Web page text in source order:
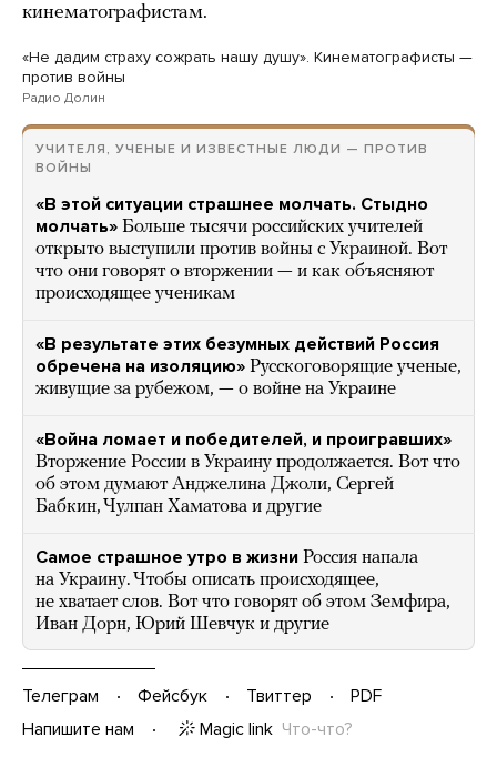
кинематографистам.
«Не дадим страху сожрать нашу душу». Кинематографисты —
против войны
Радио Долин
УЧИТЕЛЯ, УЧЕНЫЕ И ИЗВЕСТНЫЕ ЛЮДИ — ПРОТИВ
ВОЙНЫ
«В этой ситуации страшнее молчать. Стыдно
молчать» Больше тысячи российских учителей
открыто выступили против войны с Украиной. Вот
что они говорят о вторжении — и как объясняют
происходящее ученикам
«В результате этих безумных действий Россия
обречена на изоляцию» Русскоговорящие ученые,
живущие за рубежом, — о войне на Украине
«Война ломает и победителей, и проигравших»
Вторжение России в Украину продолжается. Вот что
об этом думают Анджелина Джоли, Сергей
Бабкин, Чулпан Хаматова и другие
Самое страшное утро в жизни Россия напала
на Украину. Чтобы описать происходящее,
не хватает слов. Вот что говорят об этом Земфира,
Иван Дорн, Юрий Шевчук и другие
Телеграм Фейсбук Твиттер
PDF
Напишите нам
Magic link Что-что?